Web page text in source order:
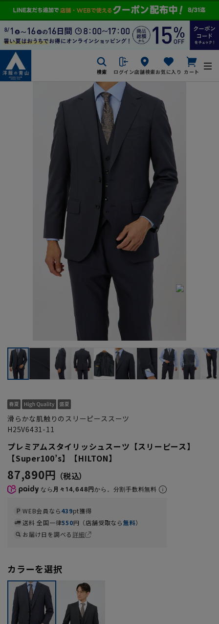
検索 ログイン店舗検索お気に入り カート
滑らかな肌触りのスリーピーススーツ
H25V6431-11
プレミアムスタイリッシュスーツ【スリーピース】
【Super100’s】【HILTON】
87,890円
なら 月々14,648円から。分割手数料無料
WEB会員なら439pt獲得
送料 全国一律550円（店舗受取なら無料）
お届け日を調べる詳細
カラーを選択